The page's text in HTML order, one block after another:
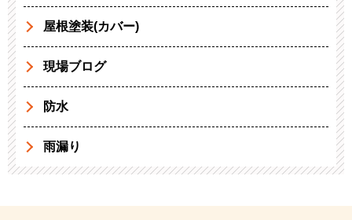
屋根塗装(カバー)
現場ブログ
防水
雨漏り